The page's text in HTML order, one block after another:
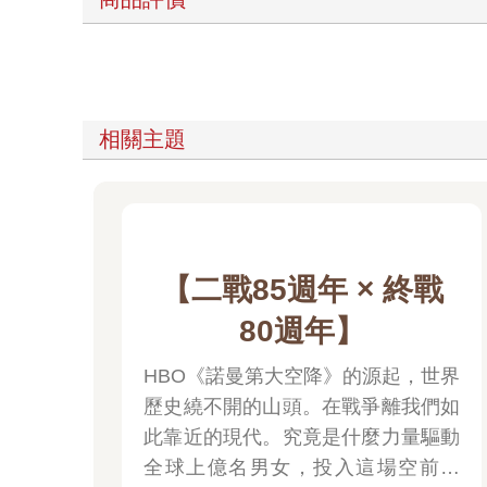
相關主題
【二戰85週年 × 終戰
80週年】
HBO《諾曼第大空降》的源起，世界
歷史繞不開的山頭。在戰爭離我們如
此靠近的現代。究竟是什麼力量驅動
全球上億名男女，投入這場空前絕